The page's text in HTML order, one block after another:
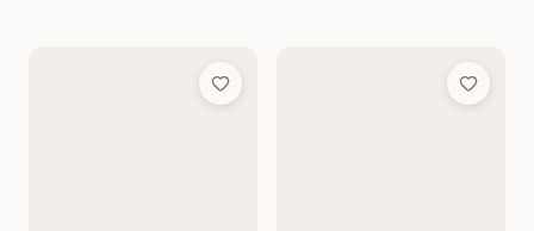
Add to Wish List Add to